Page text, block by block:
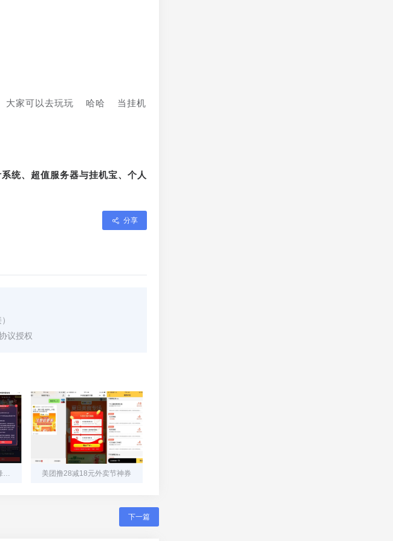
大家可以去玩玩  哈哈  当挂机
统、超值服务器与挂机宝、个人
分享
议授权
网易大神白嫖解锁守望先锋资格 美团撸28减18元外卖节神券
下一篇